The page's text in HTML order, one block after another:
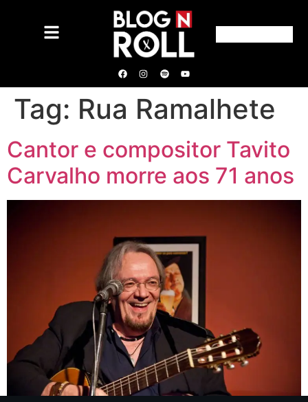
Tag: Rua Ramalhete
Cantor e compositor Tavito
Carvalho morre aos 71 anos